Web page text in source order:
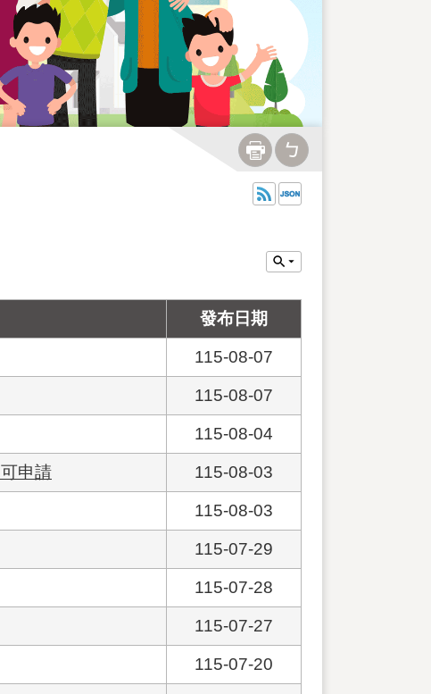
發布日期
115-08-07
115-08-07
115-08-04
申請 115-08-03
115-08-03
115-07-29
115-07-28
115-07-27
115-07-20